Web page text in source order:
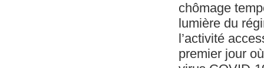
chômage
lumière du
l’activité
premier jour